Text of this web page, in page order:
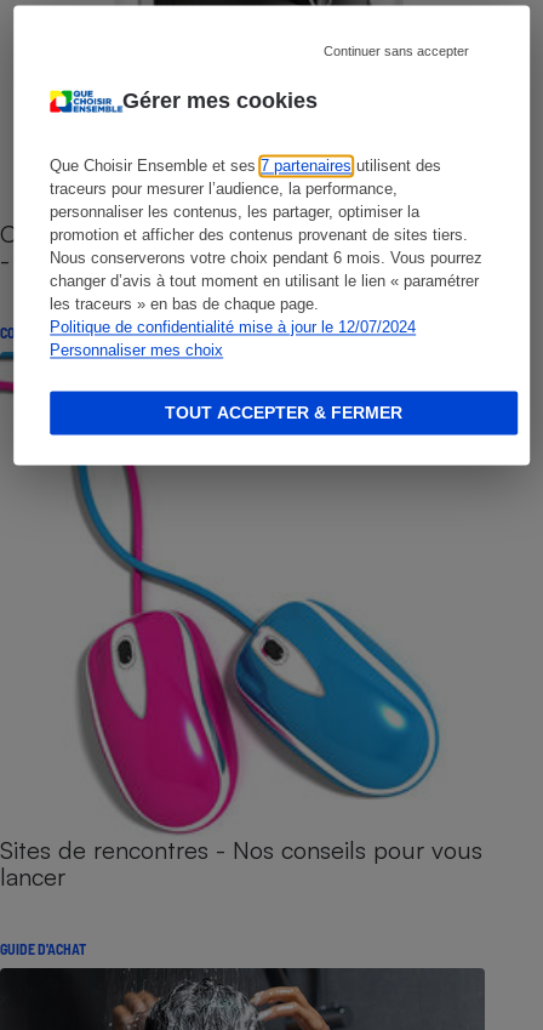
Gérer mes cookies
Que Choisir Ensemble et ses7 partenaires utilisent des
traceurs pour mesurer l’audience, la performance,
personnaliser les contenus, les partager, optimiser la
promotion et afficher des contenus provenant de sites tiers.
Nous conserverons votre choix pendant 6 mois. Vous pourrez
changer d’avis à tout moment en utilisant le lien « paramétrer
les traceurs » en bas de chaque page.
Politique de confidentialité mise à jour le 12/07/2024
Personnaliser mes choix
Continuer sans accepter
TOUT ACCEPTER & FERMER
Cafetière à capsules zéro déchet CoffeeB (vidéo)
- Premières impressions
CONSEILS
Sites de rencontres - Nos conseils pour vous
lancer
GUIDE D'ACHAT